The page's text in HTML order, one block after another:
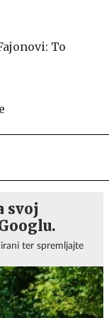
To
svoj
ter spremljajte